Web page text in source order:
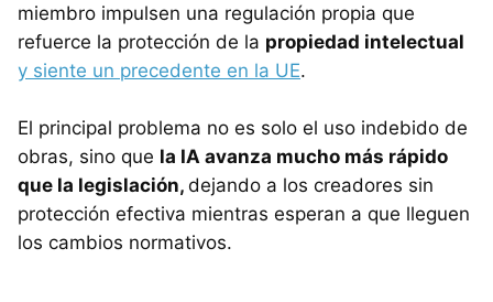
miembro impulsen una regulación propia que
refuerce la protección de la propiedad intelectual
y siente un precedente en la UE.
El principal problema no es solo el uso indebido de
obras, sino que la IA avanza mucho más rápido
que la legislación, dejando a los creadores sin
protección efectiva mientras esperan a que lleguen
los cambios normativos.